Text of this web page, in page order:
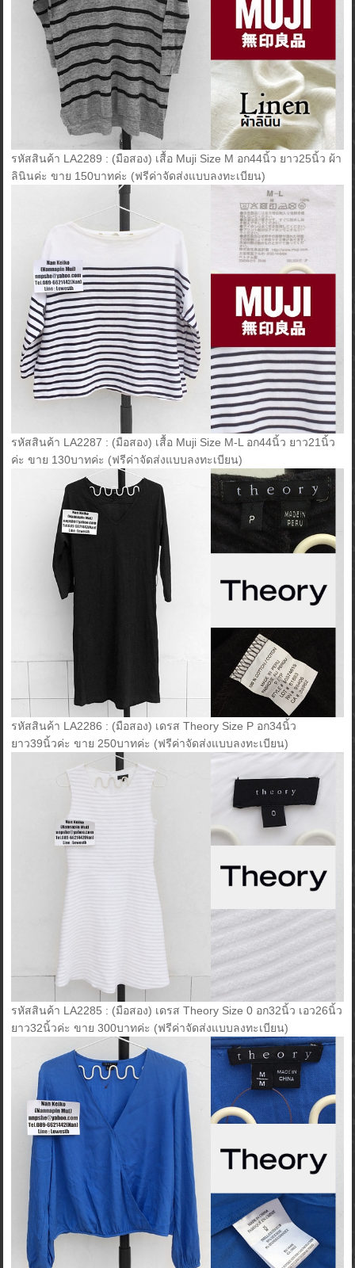
รหัสสินค้า LA2289 : (มือสอง) เสื้อ Muji Size M อก44นิ้ว ยาว25นิ้ว ผ้า
ลินินค่ะ ขาย 150บาทค่ะ (ฟรีค่าจัดส่งแบบลงทะเบียน)
รหัสสินค้า LA2287 : (มือสอง) เสื้อ Muji Size M-L อก44นิ้ว ยาว21นิ้ว
ค่ะ ขาย 130บาทค่ะ (ฟรีค่าจัดส่งแบบลงทะเบียน)
รหัสสินค้า LA2286 : (มือสอง) เดรส Theory Size P อก34นิ้ว
ยาว39นิ้วค่ะ ขาย 250บาทค่ะ (ฟรีค่าจัดส่งแบบลงทะเบียน)
รหัสสินค้า LA2285 : (มือสอง) เดรส Theory Size 0 อก32นิ้ว เอว26นิ้ว
ยาว32นิ้วค่ะ ขาย 300บาทค่ะ (ฟรีค่าจัดส่งแบบลงทะเบียน)